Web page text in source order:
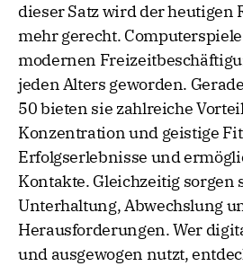
dieser Satz wird der heutigen
mehr gerecht.
modernen
jeden Alters geworden.
50 bieten sie zahlreiche
Konzentration und geistige
Erfolgserlebnisse und
Kontakte. Gleichzeitig sorgen
Unterhaltung, Abwechslung
Herausforderungen. Wer
und ausgewogen nutzt,